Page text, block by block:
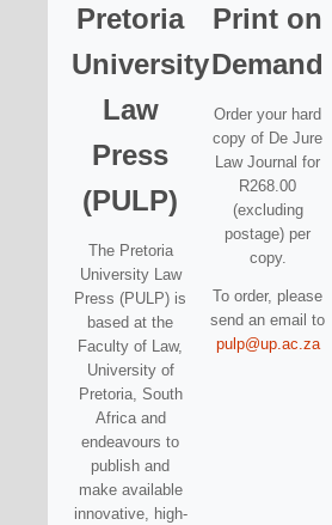
Pretoria
University
Law
Press
(PULP)
The Pretoria
University Law
Press (PULP) is
based at the
Faculty of Law,
University of
Pretoria, South
Africa and
endeavours to
publish and
make available
innovative, high-
Print on
Demand
Order your hard
copy of De Jure
Law Journal for
R268.00
(excluding
postage) per
copy.
To order, please
send an email to
pulp@up.ac.za